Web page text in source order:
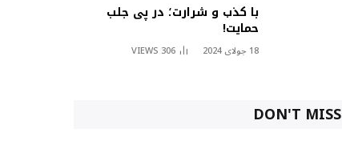
با کذب و شرارت؛ در پی جلب
حمایت!
18 جولای 2024 306
VIEWS
DON'T MISS